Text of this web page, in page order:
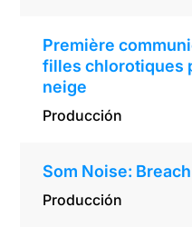
Première
filles chlorotiques
neige
Producción
Som Noise: Breach
Producción